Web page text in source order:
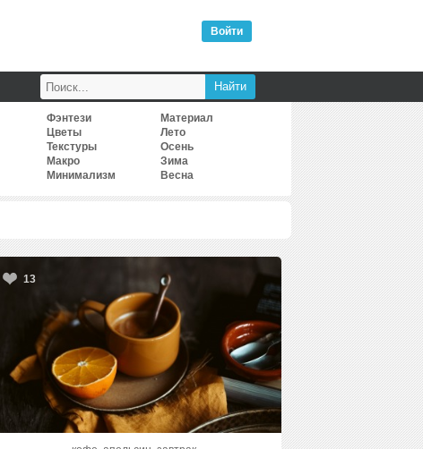
Войти
Фэнтези
Цветы
Текстуры
Макро
Минимализм
Материал
Лето
Осень
Зима
Весна
13